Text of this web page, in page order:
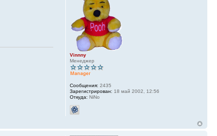
Vinnny
Менеджер
Сообщения: 2435
Зарегистрирован: 18 май 2002, 12:56
Откуда: NiNo